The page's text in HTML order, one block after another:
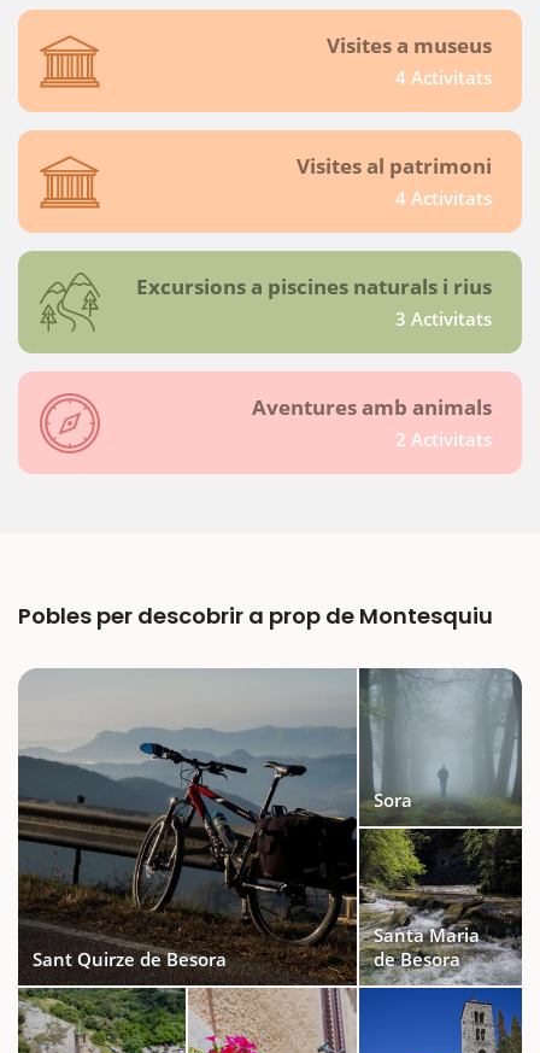
Visites a museus
4 Activitats
Visites al patrimoni
4 Activitats
Excursions a piscines naturals i rius
3 Activitats
Aventures amb animals
2 Activitats
Pobles per descobrir a prop de Montesquiu
Sant Quirze de Besora
Sora
Santa Maria
de Besora